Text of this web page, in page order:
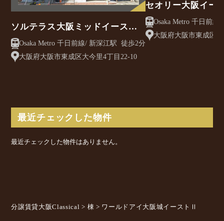
ソルテラス大阪ミッドイースト
クレアスト
Osaka Metro 千日前線/ 新深江駅 徒歩2分
大阪府大阪市東成区大今里4丁目22-10
セオリー大阪イー
大阪府大阪市東成区
最近チェックした物件
最近チェックした物件はありません。
分譲賃貸大阪Classical > 棟 > ワールドアイ大阪城イーストⅡ